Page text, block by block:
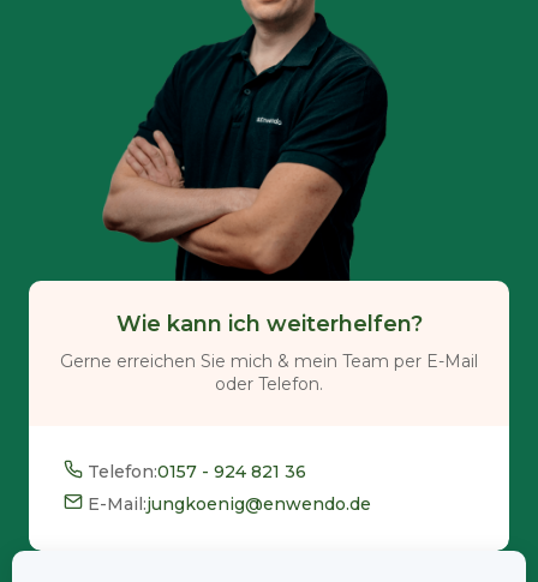
Wie kann ich weiterhelfen?
Gerne erreichen Sie mich & mein Team per E-Mail
oder Telefon.
Telefon:0157 - 924 821 36
E-Mail:jungkoenig@enwendo.de